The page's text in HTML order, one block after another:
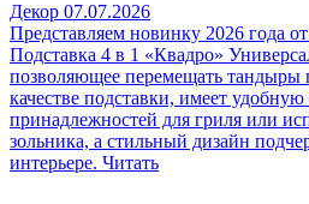
Декор 07.07.2026
Представляем новинку 2026 года
Подставка 4 в 1 «Квадро»
позволяющее перемещать тандыры
качестве подставки, имеет
принадлежностей для гриля или
зольника, а стильный дизайн
интерьере. Читать